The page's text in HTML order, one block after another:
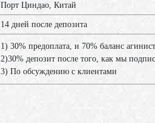
Порт Циндао, Китай
14 дней после депозита
1) 30% предоплата, и 70% баланс
2)30% депозит после того, как мы
3) По обсуждению с клиентами